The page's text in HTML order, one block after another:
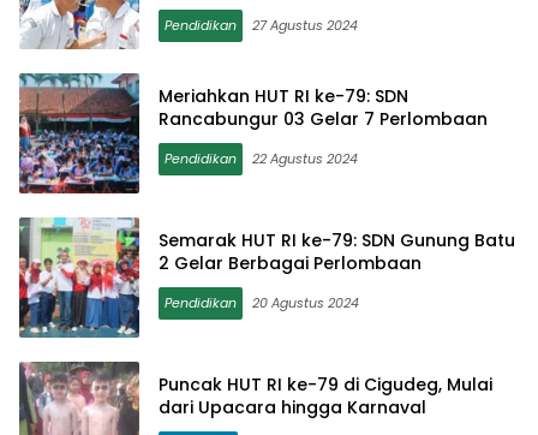
Pendidikan 27 Agustus 2024
Meriahkan HUT RI ke-79: SDN
Rancabungur 03 Gelar 7 Perlombaan
Pendidikan 22 Agustus 2024
Semarak HUT RI ke-79: SDN Gunung Batu
2 Gelar Berbagai Perlombaan
Pendidikan 20 Agustus 2024
Puncak HUT RI ke-79 di Cigudeg, Mulai
dari Upacara hingga Karnaval